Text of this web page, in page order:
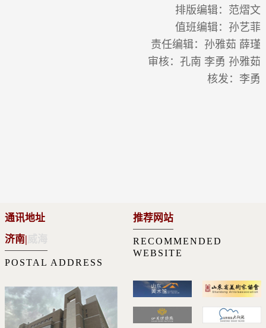
排版编辑：范熠文
值班编辑：孙艺菲
责任编辑：孙雅茹 薛瑾
审核：孔南 李勇 孙雅茹
核发：李勇
通讯地址
济南
POSTAL ADDRESS
推荐网站
RECOMMENDED
WEBSITE